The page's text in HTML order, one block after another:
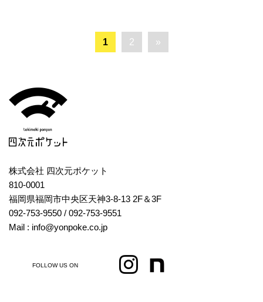
1 2 »
株式会社 四次元ポケット
810-0001
福岡県福岡市中央区天神3-8-13 2F＆3F
092-753-9550 / 092-753-9551
Mail : info@yonpoke.co.jp
FOLLOW US ON